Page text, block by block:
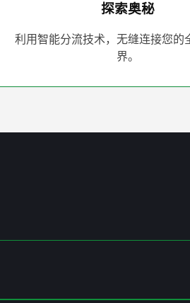
探索奥秘
利用智能分流技术，无缝连接您的
界。